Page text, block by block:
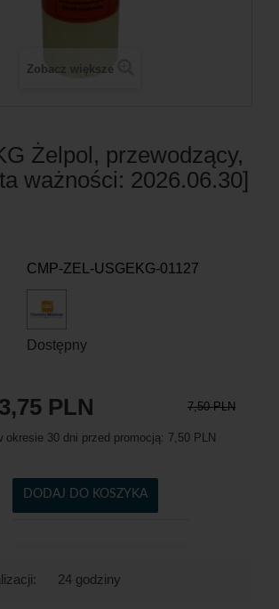
Zobacz większe
Żelpol, przewodzący,
ważności: 2026.06.30]
CMP-ZEL-USGEKG-01127
Dostępny
3,75 PLN 7,50 PLN
okresie 30 dni przed promocją: 7,50 PLN
DODAJ DO KOSZYKA
24 godziny